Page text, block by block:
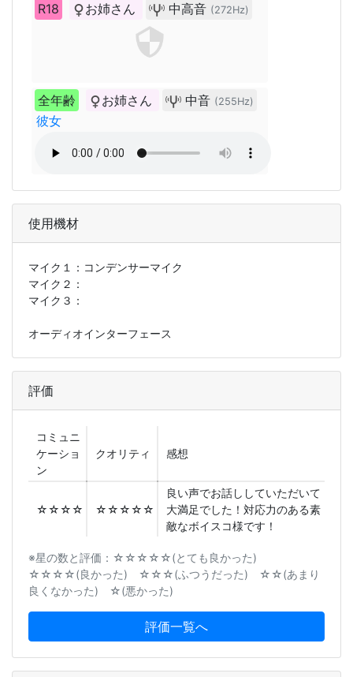
R18 お姉さん 中高音 (272Hz)
全年齢 お姉さん 中音 (255Hz)
彼女
使用機材
マイク１： コンデンサーマイク
マイク２：
マイク３：
オーディオインターフェース
評価
コミュニ
ケーショ
ン
クオリティ 感想
☆☆☆☆ ☆☆☆☆☆
良い声でお話ししていただいて
大満足でした！対応力のある素
敵なボイスコ様です！
※星の数と評価：☆☆☆☆☆(とても良かった)
☆☆☆☆(良かった) ☆☆☆(ふつうだった) ☆☆(あまり
良くなかった) ☆(悪かった)
評価一覧へ